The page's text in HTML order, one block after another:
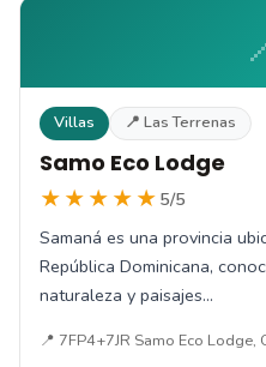
Villas 📍 Las Terrenas
Samo Eco Lodge
★★★★★ 5/5
Samaná es una provincia
República Dominicana,
naturaleza y paisajes…
📍 7FP4+7JR Samo Eco Lodge,